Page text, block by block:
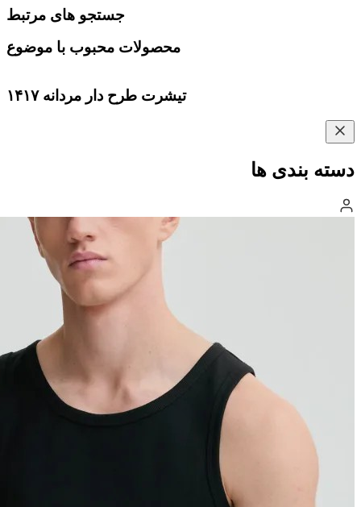
جستجو های مرتبط
محصولات محبوب با موضوع
تیشرت طرح دار مردانه ۱۴۱۷
دسته بندی ها